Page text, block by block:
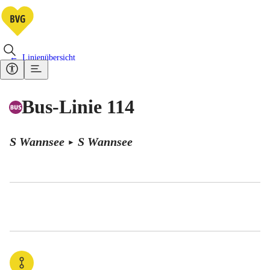
Linienübersicht
Bus-Linie 114
S Wannsee ► S Wannsee